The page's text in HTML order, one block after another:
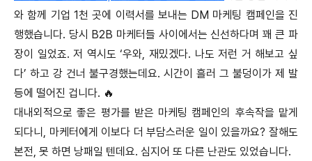
와 함께 기업 1천 곳에 이력서를 보내는 DM 마케팅 캠페인을 진
행했습니다. 당시 B2B 마케터들 사이에서는 신선하다며 꽤 큰 파
장이 일었죠. 저 역시도 ‘우와, 재밌겠다. 나도 저런 거 해보고 싶
다’ 하고 강 건너 불구경했는데요. 시간이 흘러 그 불덩이가 제 발
등에 떨어진 겁니다. 🔥
대내외적으로 좋은 평가를 받은 마케팅 캠페인의 후속작을 맡게
되다니, 마케터에게 이보다 더 부담스러운 일이 있을까요? 잘해도
본전, 못 하면 낭패일 텐데요. 심지어 또 다른 난관도 있었습니다.